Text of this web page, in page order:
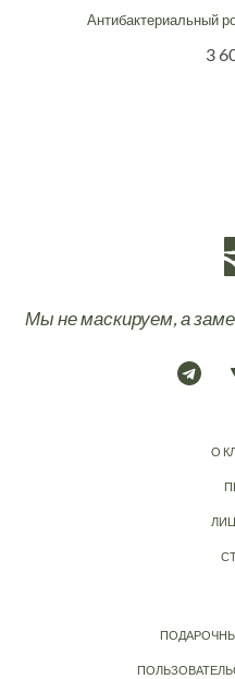
Антибактериальный
3
Мы не маскируем, а
О